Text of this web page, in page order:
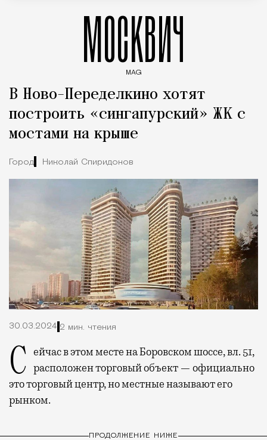
МОСКВИЧ
MAG
В Ново-Переделкино хотят
построить «сингапурский» ЖК с
мостами на крыше
Город Николай Спиридонов
30.03.2024 2 мин. чтения
Сейчас в этом месте на Боровском шоссе, вл. 51, расположен торговый объект — официально
это торговый центр, но местные называют его
рынком.
ПРОДОЛЖЕНИЕ НИЖЕ